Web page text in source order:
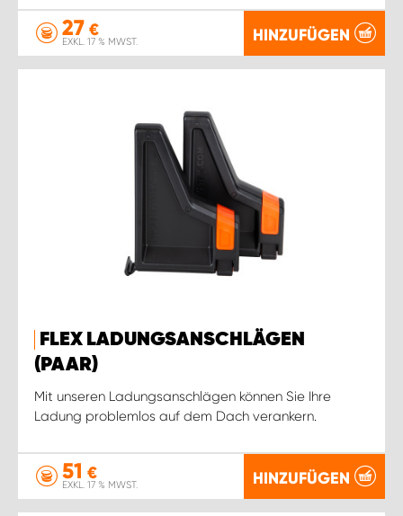
27 €
EXKL. 17 % MWST. HINZUFÜGEN
FLEX LADUNGSANSCHLÄGEN
(PAAR)
Mit unseren Ladungsanschlägen können Sie Ihre
Ladung problemlos auf dem Dach verankern.
51 €
EXKL. 17 % MWST. HINZUFÜGEN